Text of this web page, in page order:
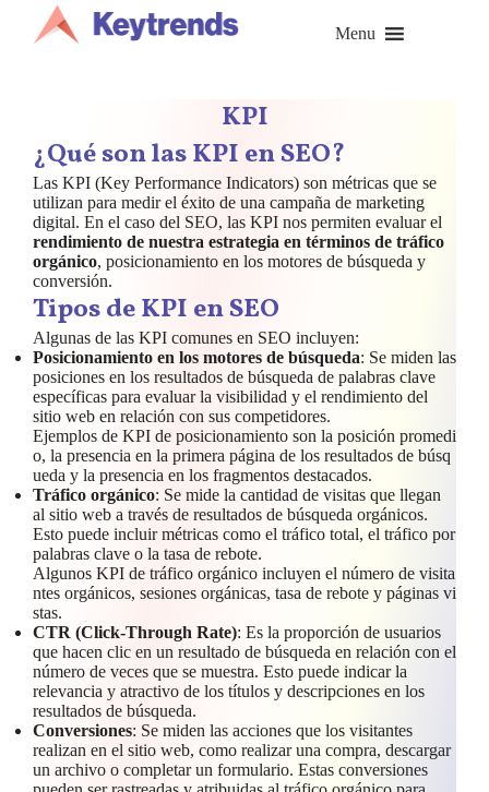
contenido
Menu
KPI
¿Qué son las KPI en SEO?
Las KPI (Key Performance Indicators) son métricas que se
utilizan para medir el éxito de una campaña de marketing
digital. En el caso del SEO, las KPI nos permiten evaluar el
rendimiento de nuestra estrategia en términos de tráfico
orgánico, posicionamiento en los motores de búsqueda y
conversión.
Tipos de KPI en SEO
Algunas de las KPI comunes en SEO incluyen:
Posicionamiento en los motores de búsqueda: Se miden las
posiciones en los resultados de búsqueda de palabras clave
específicas para evaluar la visibilidad y el rendimiento del
sitio web en relación con sus competidores.
Ejemplos de KPI de posicionamiento son la posición promedi
o, la presencia en la primera página de los resultados de búsq
ueda y la presencia en los fragmentos destacados.
Tráfico orgánico: Se mide la cantidad de visitas que llegan
al sitio web a través de resultados de búsqueda orgánicos.
Esto puede incluir métricas como el tráfico total, el tráfico por
palabras clave o la tasa de rebote.
Algunos KPI de tráfico orgánico incluyen el número de visita
ntes orgánicos, sesiones orgánicas, tasa de rebote y páginas vi
stas.
CTR (Click-Through Rate): Es la proporción de usuarios
que hacen clic en un resultado de búsqueda en relación con el
número de veces que se muestra. Esto puede indicar la
relevancia y atractivo de los títulos y descripciones en los
resultados de búsqueda.
Conversiones: Se miden las acciones que los visitantes
realizan en el sitio web, como realizar una compra, descargar
un archivo o completar un formulario. Estas conversiones